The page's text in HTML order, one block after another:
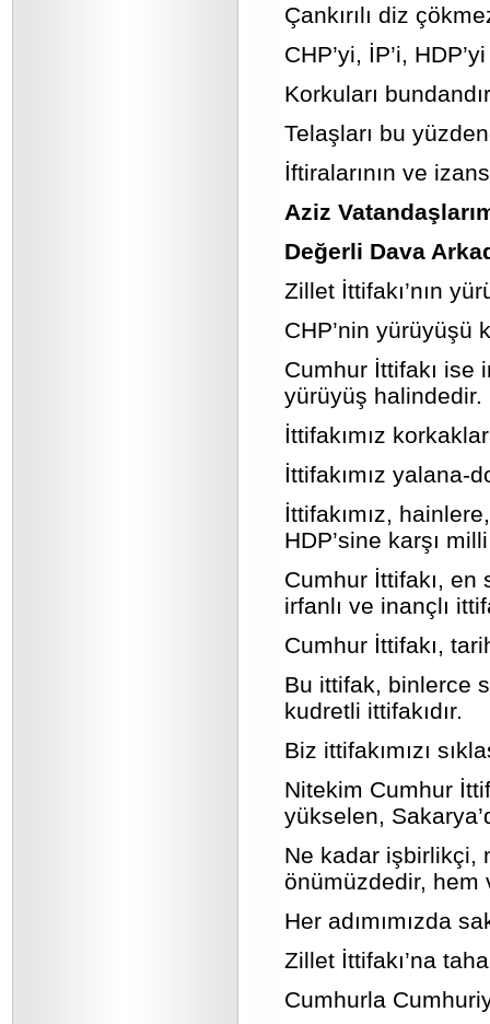
Çankırılı diz
CHP’yi, İP’i,
Korkuları
Telaşları bu
İftiralarının ve
Aziz
Değerli Dava
Zillet İttifakı’nın
CHP’nin yürüyüşü
Cumhur İttifakı ise
yürüyüş halindedir.
İttifakımız
İttifakımız yalana-
İttifakımız,
HDP’sine karşı
Cumhur İttifakı, en
irfanlı ve inançlı
Cumhur İttifakı,
Bu ittifak, binlerce
kudretli ittifakıdır.
Biz ittifakımızı
Nitekim Cumhur
yükselen,
Ne kadar işbirlikçi,
önümüzdedir, hem
Her adımımızda
Zillet İttifakı’na
Cumhurla